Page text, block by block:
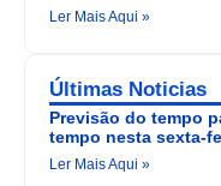
Ler Mais Aqui »
Últimas Noticias
Previsão do tempo
tempo nesta sexta-
Ler Mais Aqui »